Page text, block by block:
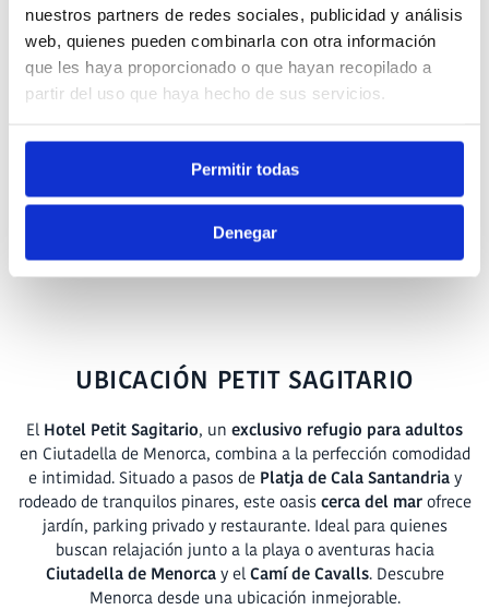
nuestros partners de redes sociales, publicidad y análisis
web, quienes pueden combinarla con otra información
que les haya proporcionado o que hayan recopilado a
partir del uso que haya hecho de sus servicios.
Permitir todas
Denegar
Reserva Ona Spa en el Hotel Petit Sagitario:
spa.gran@sagitariohotels.com
UBICACIÓN PETIT SAGITARIO
El Hotel Petit Sagitario, un exclusivo refugio para adultos
en Ciutadella de Menorca, combina a la perfección comodidad
e intimidad. Situado a pasos de Platja de Cala Santandriay
rodeado de tranquilos pinares, este oasiscerca del marofrece
jardín, parking privado y restaurante. Ideal para quienes
buscan relajación junto a la playa o aventuras hacia
Ciutadella de Menorcay elCamí de Cavalls. Descubre
Menorca desde una ubicación inmejorable.